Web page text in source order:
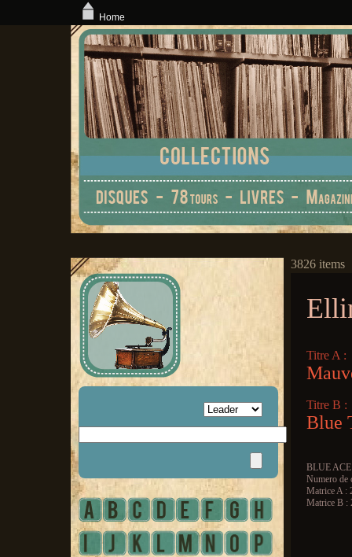
3826 items
Titre A :
Titre B :
Blue
BLUE ACE
Numero de
Matrice A :
Matrice B :
Home